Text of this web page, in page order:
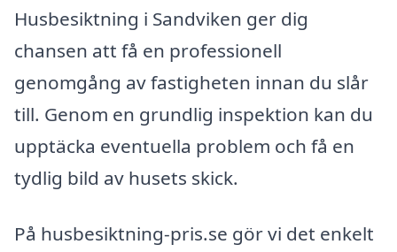
Husbesiktning i Sandviken ger dig
chansen att få en professionell
genomgång av fastigheten innan du slår
till. Genom en grundlig inspektion kan du
upptäcka eventuella problem och få en
tydlig bild av husets skick.
På husbesiktning-pris.se gör vi det enkelt